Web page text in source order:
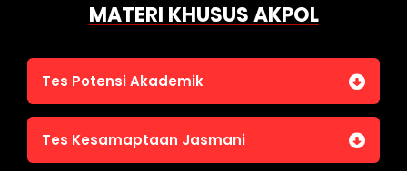
MATERI KHUSUS AKPOL
Tes Potensi Akademik
Bahasa Indonesia
Tes Kesamaptaan Jasmani